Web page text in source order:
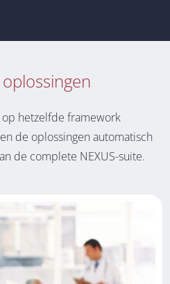
hetzelfde framework
de oplossingen automatisch
de complete NEXUS-suite.